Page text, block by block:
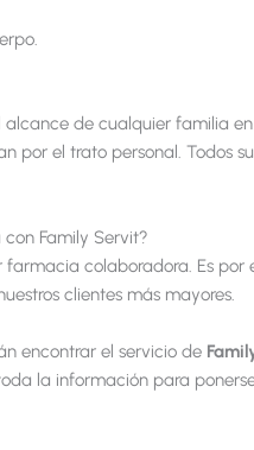
de cualquier familia
por el trato personal. Todos
Family Servit?
colaboradora. Es por
clientes más mayores.
encontrar el servicio de
la información para